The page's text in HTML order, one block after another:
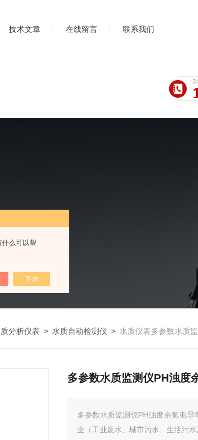
什么可以帮
技术文章 在线留言 联系我们
分析仪表 > 水质自动检测仪 > 水质仪表多参数水质
多参数水质监测仪PH浊度
多参数水质监测仪PH浊度余氯电
业（工业废水、城市污水、生活污